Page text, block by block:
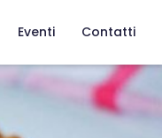
Eventi Contatti